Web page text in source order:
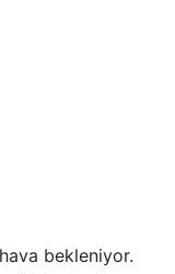
bekleniyor.